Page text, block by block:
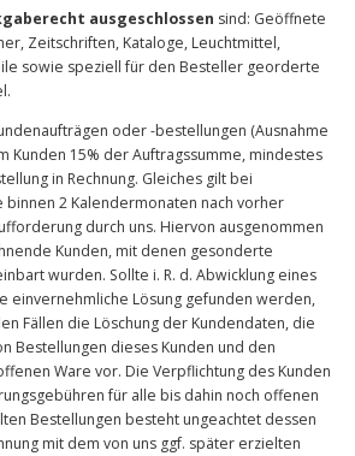
ausgeschlossen sind: Geöffnete
Zeitschriften, Kataloge, Leuchtmittel,
sowie speziell für den Besteller georderte
oder -bestellungen (Ausnahme
Kunden 15% der Auftragssumme, mindestes
in Rechnung. Gleiches gilt bei
binnen 2 Kalendermonaten nach vorher
durch uns. Hiervon ausgenommen
Kunden, mit denen gesonderte
wurden. Sollte i. R. d. Abwicklung eines
einvernehmliche Lösung gefunden werden,
Fällen die Löschung der Kundendaten, die
Bestellungen dieses Kunden und den
Ware vor. Die Verpflichtung des Kunden
für alle bis dahin noch offenen
Bestellungen besteht ungeachtet dessen
mit dem von uns ggf. später erzielten